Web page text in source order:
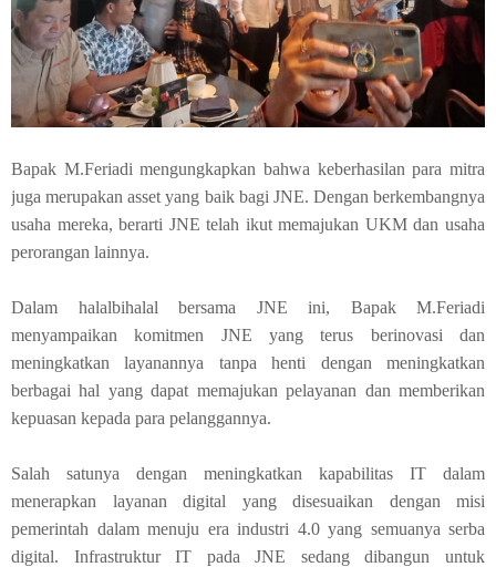
Bapak M.Feriadi mengungkapkan bahwa keberhasilan para mitra
juga merupakan asset yang baik bagi JNE. Dengan berkembangnya
usaha mereka, berarti JNE telah ikut memajukan UKM dan usaha
perorangan lainnya.
Dalam halalbihalal bersama JNE ini, Bapak M.Feriadi
menyampaikan komitmen JNE yang terus berinovasi dan
meningkatkan layanannya tanpa henti dengan meningkatkan
berbagai hal yang dapat memajukan pelayanan dan memberikan
kepuasan kepada para pelanggannya.
Salah satunya dengan meningkatkan kapabilitas IT dalam
menerapkan layanan digital yang disesuaikan dengan misi
pemerintah dalam menuju era industri 4.0 yang semuanya serba
digital. Infrastruktur IT pada JNE sedang dibangun untuk